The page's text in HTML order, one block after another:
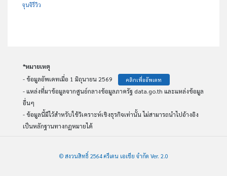
จุนจิรีวิว
*หมายเหตุ
- ข้อมูลอัพเดทเมื่อ 1 มิถุนายน 2569
คลิกเพื่ออัพเดท
- แหล่งที่มาข้อมูลจากศูนย์กลางข้อมูลภาครัฐ data.go.th และแหล่งข้อมูล
อื่นๆ
- ข้อมูลนี้มีไว้สำหรับใช้วิเคราะห์เชิงธุรกิจเท่านั้น ไม่สามารถนำไปอ้างอิง
เป็นหลักฐานทางกฏหมายได้
© สงวนสิทธิ์ 2564 ครีเดน เอเชีย จำกัด Ver. 2.0